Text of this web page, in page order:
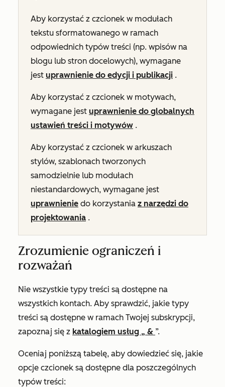
Aby korzystać z czcionek w modułach
tekstu sformatowanego w ramach
odpowiednich typów treści (np. wpisów na
blogu lub stron docelowych), wymagane
jest uprawnienie do edycji i publikacji .
Aby korzystać z czcionek w motywach,
wymagane jest uprawnienie do globalnych
ustawień treści i motywów .
Aby korzystać z czcionek w arkuszach
stylów, szablonach tworzonych
samodzielnie lub modułach
niestandardowych, wymagane jest
uprawnienie do korzystania z narzędzi do
projektowania .
Zrozumienie ograniczeń i
rozważań
Nie wszystkie typy treści są dostępne na
wszystkich kontach. Aby sprawdzić, jakie typy
treści są dostępne w ramach Twojej subskrypcji,
zapoznaj się z katalogiem usług „ & ”.
Oceniaj poniższą tabelę, aby dowiedzieć się, jakie
opcje czcionek są dostępne dla poszczególnych
typów treści: